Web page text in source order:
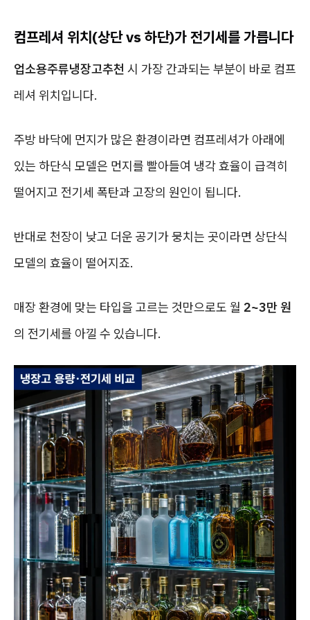
컴프레셔 위치(상단 vs 하단)가 전기세를 가릅니다
업소용주류냉장고추천 시 가장 간과되는 부분이 바로 컴프
레셔 위치입니다.
주방 바닥에 먼지가 많은 환경이라면 컴프레셔가 아래에
있는 하단식 모델은 먼지를 빨아들여 냉각 효율이 급격히
떨어지고 전기세 폭탄과 고장의 원인이 됩니다.
반대로 천장이 낮고 더운 공기가 뭉치는 곳이라면 상단식
모델의 효율이 떨어지죠.
매장 환경에 맞는 타입을 고르는 것만으로도 월 2~3만 원
의 전기세를 아낄 수 있습니다.